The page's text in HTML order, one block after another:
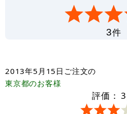
3件
2013年5月15日 ご注文の
東京都のお客様
評価： 3